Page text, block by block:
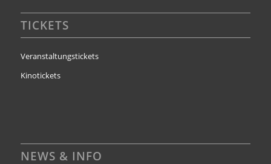
TICKETS
Veranstaltungstickets
Kinotickets
NEWS & INFO